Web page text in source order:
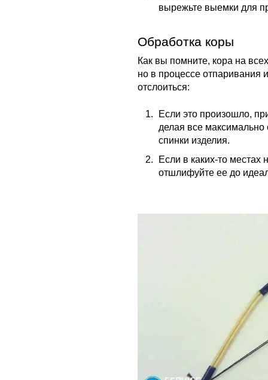
вырежьте выемки для
Обработка коры
Как вы помните, кора на
но в процессе отпаривания
отслоиться:
Если это произошло,
делая все
спинки изделия.
Если в каких-то местах
отшлифуйте ее до